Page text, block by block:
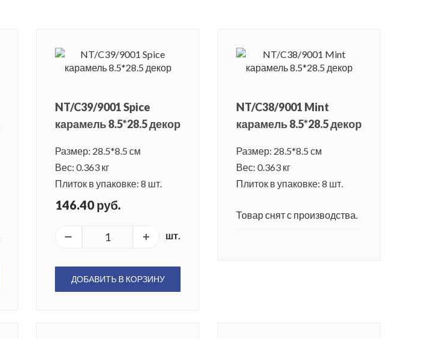
NT/C39/9001 Spice
карамель 8.5*28.5 декор
Размер: 28.5*8.5 см
Вес: 0.363 кг
Плиток в упаковке: 8 шт.
146.40 руб.
шт.
ДОБАВИТЬ В КОРЗИНУ
NT/C38/9001 Mint
карамель 8.5*28.5 декор
Размер: 28.5*8.5 см
Вес: 0.363 кг
Плиток в упаковке: 8 шт.
Товар снят с производства.